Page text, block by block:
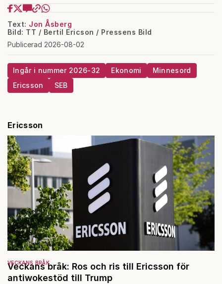
Text: Jon Åsberg
Bild: TT / Bertil Ericson / Pressens Bild
Publicerad 2026-08-02
Ingår i nummer 2026-32 Ekonomi
Minnesord
Ericsson
SEB
Ericsson
Veckans bråk: Ros och ris till Ericsson för
antiwokestöd till Trump
VECKANS BRÅK